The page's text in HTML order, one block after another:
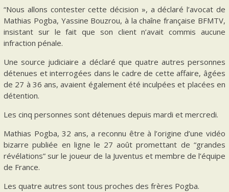
“Nous allons contester cette décision », a déclaré l’avocat de
Mathias Pogba, Yassine Bouzrou, à la chaîne française BFMTV,
insistant sur le fait que son client n’avait commis aucune
infraction pénale.
Une source judiciaire a déclaré que quatre autres personnes
détenues et interrogées dans le cadre de cette affaire, âgées
de 27 à 36 ans, avaient également été inculpées et placées en
détention.
Les cinq personnes sont détenues depuis mardi et mercredi.
Mathias Pogba, 32 ans, a reconnu être à l’origine d’une vidéo
bizarre publiée en ligne le 27 août promettant de “grandes
révélations” sur le joueur de la Juventus et membre de l’équipe
de France.
Les quatre autres sont tous proches des frères Pogba.